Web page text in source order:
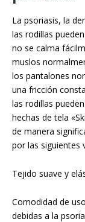
La psoriasis, la
las rodillas
no se calma
muslos
los pantalones
una fricción
las rodillas
hechas de tela
de manera
por las siguientes
Tejido suave y
Comodidad de
debidas a la